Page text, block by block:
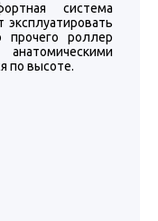
система
роллер
по высоте.